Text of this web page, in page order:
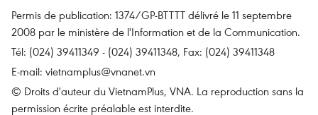
Permis de publication: 1374/GP-BTTTT délivré le 11 septembre
2008 par le ministère de l'Information et de la Communication.
Tél: (024) 39411349 - (024) 39411348, Fax: (024) 39411348
E-mail: vietnamplus@vnanet.vn
© Droits d'auteur du VietnamPlus, VNA. La reproduction sans la
permission écrite préalable est interdite.